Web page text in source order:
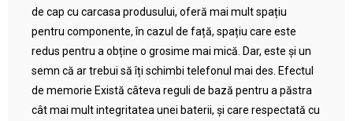
de cap cu carcasa produsului, oferă mai mult spațiu
pentru componente, în cazul de față, spațiu care este
redus pentru a obține o grosime mai mică. Dar, este și un
semn că ar trebui să îți schimbi telefonul mai des. Efectul
de memorie Există câteva reguli de bază pentru a păstra
cât mai mult integritatea unei baterii, și care respectată cu